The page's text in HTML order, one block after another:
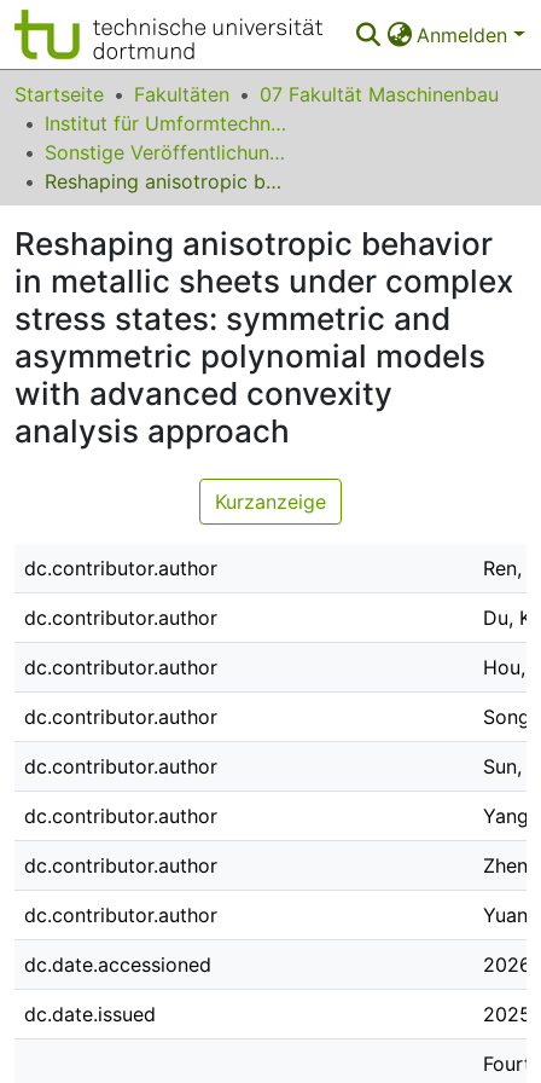
Anmelden
Bereiche & Sammlungen
Das gesamte Repositorium
Statistiken
FAQ
Leitlinien
Zurück zur Startseite
Startseite Fakultäten
07 Fakultät Maschinenbau
Institut für Umformtechnik und Leichtbau
Sonstige Veröffentlichungen
Reshaping anisotropic behavior in metallic sheets under complex stress states: symmetric and asymmetric polynomial models with advanced convexity analysis approach
Reshaping anisotropic behavior
in metallic sheets under complex
stress states: symmetric and
asymmetric polynomial models
with advanced convexity
analysis approach
Kurzanzeige
dc.contributor.author Ren,
dc.contributor.author Du,
dc.contributor.author Hou,
dc.contributor.author
dc.contributor.author Sun,
dc.contributor.author Yang,
dc.contributor.author
dc.contributor.author Yuan,
dc.date.accessioned
dc.date.issued